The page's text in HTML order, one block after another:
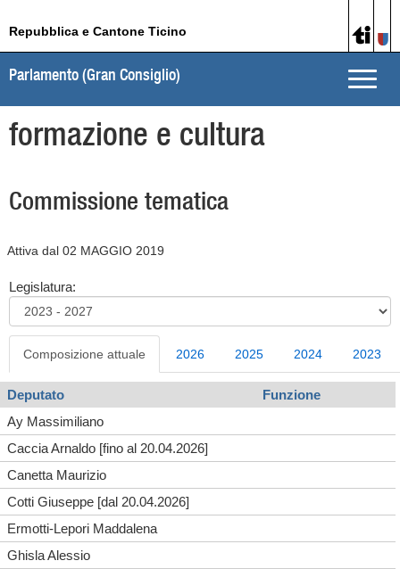
Repubblica e Cantone Ticino
Toggle
Parlamento (Gran Consiglio)
formazione e cultura
Commissione tematica
Attiva dal 02 MAGGIO 2019
Legislatura:
Composizione attuale 2026 2025 2024 2023
Deputato
Funzione
Ay Massimiliano
Caccia Arnaldo [fino al 20.04.2026]
Canetta Maurizio
Cotti Giuseppe [dal 20.04.2026]
Ermotti-Lepori Maddalena
Ghisla Alessio